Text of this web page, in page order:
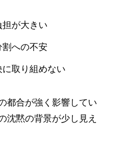
が大きい
への不安
取り組めない
都合が強く影響してい
沈黙の背景が少し見え